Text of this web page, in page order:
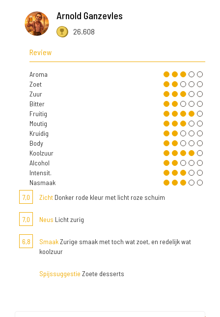
Arnold Ganzevles
26.608
Review
Aroma
Zoet
Zuur
Bitter
Fruitig
Moutig
Kruidig
Body
Koolzuur
Alcohol
Intensit.
Nasmaak
7,0
Zicht Donker rode kleur met licht roze schuim
7,0 Neus Licht zurig
6,8 SmaakZurige smaak met toch wat zoet, en redelijk wat
koolzuur
Spijssuggestie Zoete desserts